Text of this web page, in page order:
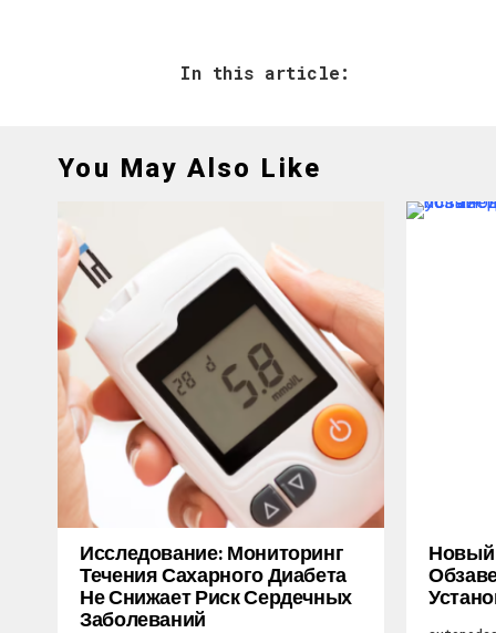
In this article:
You May Also Like
Исследование: Мониторинг
Течения Сахарного Диабета
Не Снижает Риск Сердечных
Заболеваний
Новый